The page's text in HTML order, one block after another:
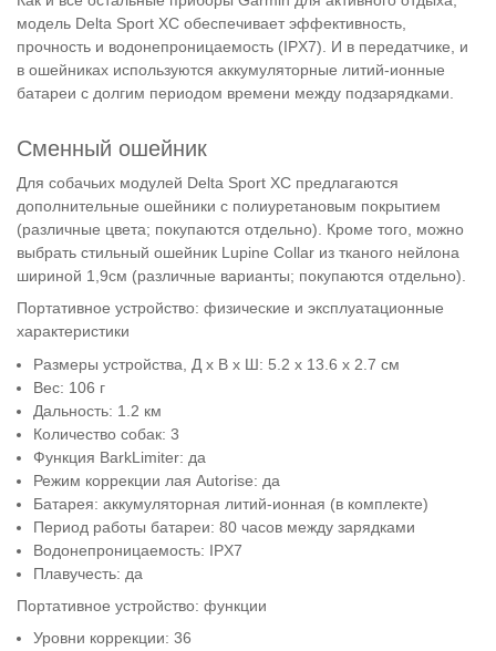
модель Delta Sport XC обеспечивает эффективность,
прочность и водонепроницаемость (IPX7). И в передатчике, и
в ошейниках используются аккумуляторные литий-ионные
батареи с долгим периодом времени между подзарядками.
Сменный ошейник
Для собачьих модулей Delta Sport XC предлагаются
дополнительные ошейники с полиуретановым покрытием
(различные цвета; покупаются отдельно). Кроме того, можно
выбрать стильный ошейник Lupine Collar из тканого нейлона
шириной 1,9см (различные варианты; покупаются отдельно).
Портативное устройство: физические и эксплуатационные
характеристики
Размеры устройства, Д х В х Ш: 5.2 x 13.6 x 2.7 см
Вес: 106 г
Дальность: 1.2 км
Количество собак: 3
Функция BarkLimiter: да
Режим коррекции лая Autorise: да
Батарея: аккумуляторная литий-ионная (в комплекте)
Период работы батареи: 80 часов между зарядками
Водонепроницаемость: IPX7
Плавучесть: да
Портативное устройство: функции
Уровни коррекции: 36